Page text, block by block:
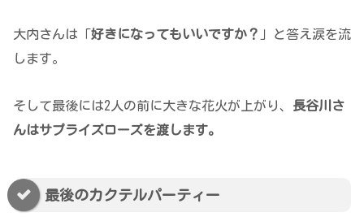
大内さんは「好きになってもいいですか？ 」と答え涙を流
します。
そして最後には2人の前に大きな花火が上がり、 長谷川さ
んはサプライズローズを渡します。
最後のカクテルパーティー